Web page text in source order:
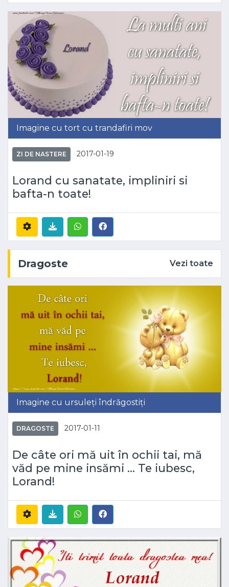
Imagine cu tort cu trandafiri mov
ZI DE NASTERE 2017-01-19
Lorand cu sanatate, impliniri si
bafta-n toate!
Dragoste Vezi toate
Imagine cu ursuleți îndrăgostiți
DRAGOSTE 2017-01-11
De câte ori mă uit în ochii tai, mă
văd pe mine insămi ... Te iubesc,
Lorand!